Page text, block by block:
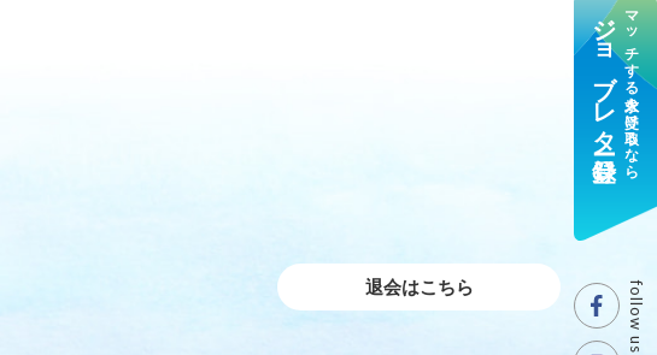
マッチする求人を受け取るなら
ジョブレター登録
follow us
退会はこちら